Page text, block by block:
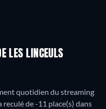
LES LINCEULS
quotidien du streaming
de -11 place(s) dans